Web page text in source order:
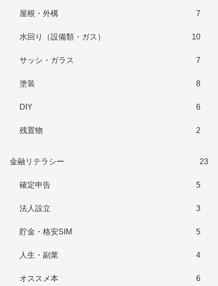
屋根・外構 7
水回り（設備類・ガス） 10
サッシ・ガラス 7
塗装 8
DIY 6
残置物 2
金融リテラシー 23
確定申告 5
法人設立 3
貯金・格安SIM 5
人生・副業 4
オススメ本 6